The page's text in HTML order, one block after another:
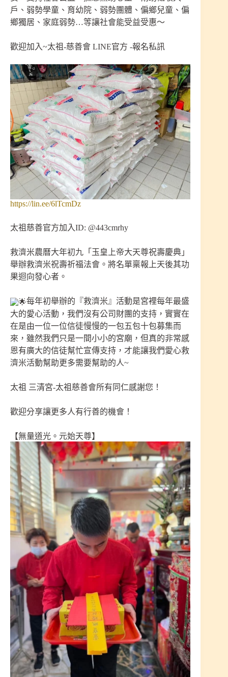
戶、弱勢學童、育幼院、弱勢團體、偏鄉兒童、偏
鄉獨居、家庭弱勢…等讓社會能受益受惠～
歡迎加入~太祖-慈善會 LINE官方 -報名私訊
https://lin.ee/6lTcmDz
太祖慈善官方加入ID: @443cmrhy
救濟米農曆大年初九「玉皇上帝大天尊祝壽慶典」
舉辦救濟米祝壽祈福法會。將名單稟報上天後其功
果迴向發心者。
每年初舉辦的『救濟米』活動是宮裡每年最盛
大的愛心活動，我們沒有公司財團的支持，實實在
在是由一位一位信徒慢慢的一包五包十包募集而
來，雖然我們只是一間小小的宮廟，但真的非常感
恩有廣大的信徒幫忙宣傳支持，才能讓我們愛心救
濟米活動幫助更多需要幫助的人~
太祖 三清宮-太祖慈善會所有同仁感謝您！
歡迎分享讓更多人有行善的機會！
【無量道光。元始天尊】